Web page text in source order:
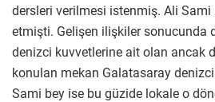
dersleri verilmesi istenmiş. Ali
etmişti. Gelişen ilişkiler sonucunda
denizci kuvvetlerine ait olan ancak
konulan mekan Galatasaray
Sami bey ise bu güzide lokale o